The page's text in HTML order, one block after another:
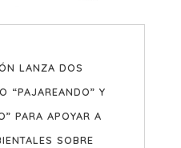
LANZA DOS
“PAJAREANDO” Y
PARA APOYAR A
SOBRE